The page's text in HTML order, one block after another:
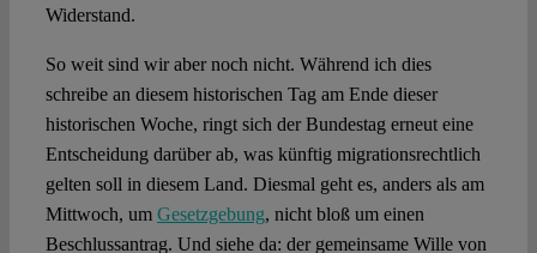
Widerstand.
So weit sind wir aber noch nicht. Während ich dies
schreibe an diesem historischen Tag am Ende dieser
historischen Woche, ringt sich der Bundestag erneut eine
Entscheidung darüber ab, was künftig migrationsrechtlich
gelten soll in diesem Land. Diesmal geht es, anders als am
Mittwoch, um Gesetzgebung, nicht bloß um einen
Beschlussantrag. Und siehe da: der gemeinsame Wille von